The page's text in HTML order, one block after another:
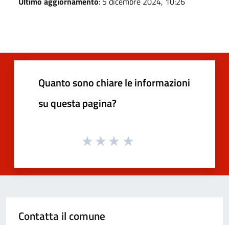
Quanto sono chiare le informazioni
su questa pagina?
Contatta il comune